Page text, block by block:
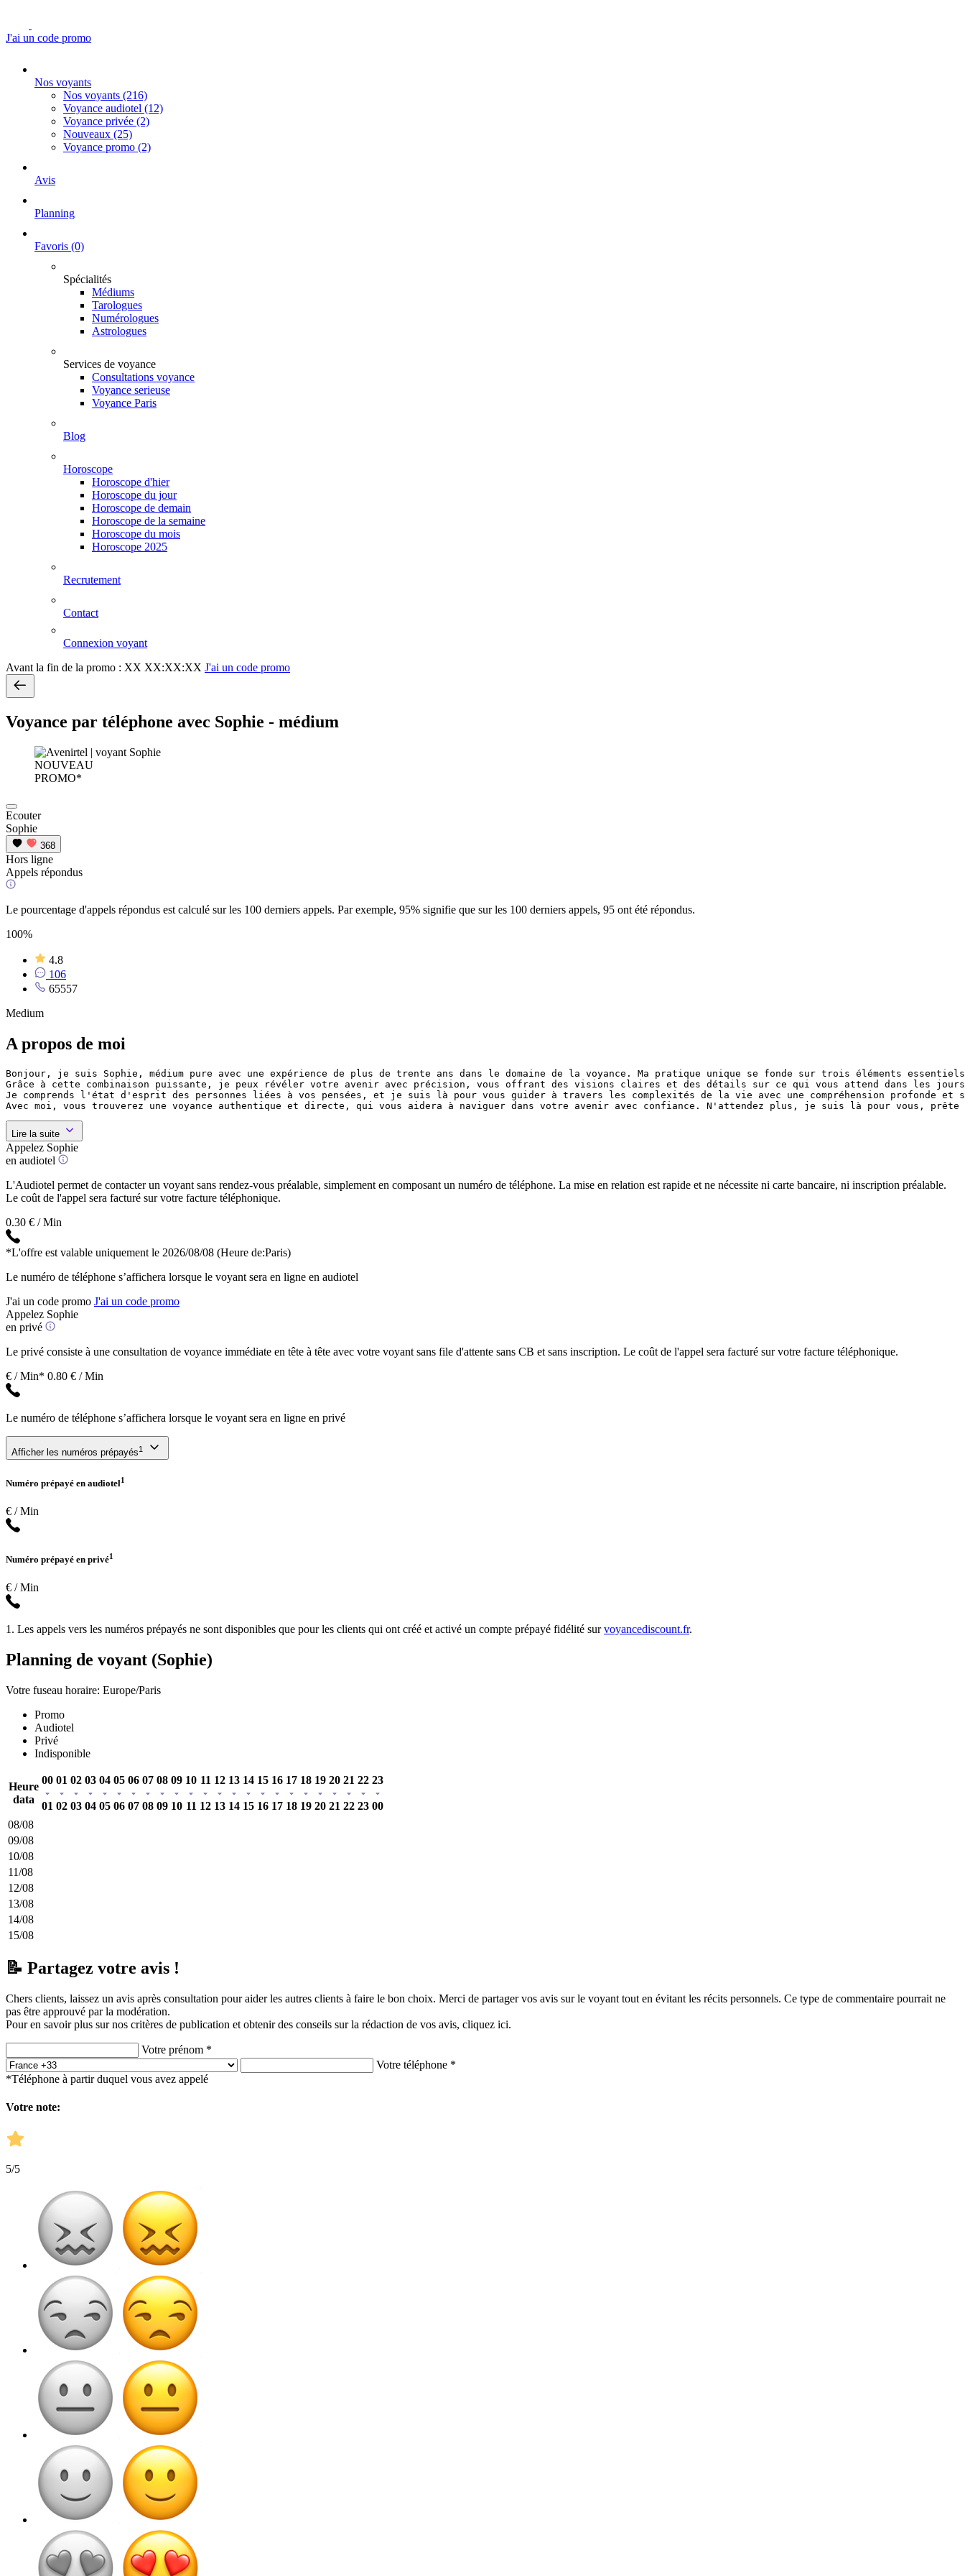
J'ai un code promo
Nos voyants
Nos voyants (216)
Voyance audiotel (12)
Voyance privée (2)
Nouveaux (25)
Voyance promo (2)
Avis
Planning
Favoris (0)
Spécialités
Médiums
Tarologues
Numérologues
Astrologues
Services de voyance
Consultations voyance
Voyance serieuse
Voyance Paris
Blog
Horoscope
Horoscope d'hier
Horoscope du jour
Horoscope de demain
Horoscope de la semaine
Horoscope du mois
Horoscope 2025
Recrutement
Contact
Connexion voyant
Avant la fin de la promo : XX XX:XX:XX J'ai un code promo
Voyance par téléphone avec Sophie - médium
NOUVEAU
PROMO*
Ecouter
Sophie
368
Hors ligne
Appels répondus
Le pourcentage d'appels répondus est calculé sur les 100 derniers appels. Par exemple, 95% signifie que sur les 100 derniers appels, 95 ont été répondus.
100%
4.8
106
65557
Medium
A propos de moi
Bonjour, je suis Sophie, médium pure avec une expérience de plus de trente ans dans le domaine de la voyance. Ma pratique unique se fonde sur trois éléments
Grâce à cette combinaison puissante, je peux révéler votre avenir avec précision, vous offrant des visions claires et des détails sur ce qui vous attend dans les
Je comprends l'état d'esprit des personnes liées à vos pensées, et je suis là pour vous guider à travers les complexités de la vie avec une compréhension profonde et
Lire la suite
Appelez Sophie
en audiotel
L'Audiotel permet de contacter un voyant sans rendez-vous préalable, simplement en composant un numéro de téléphone. La mise en relation est rapide et ne nécessite ni carte bancaire, ni inscription préalable.
Le coût de l'appel sera facturé sur votre facture téléphonique.
0.30 € / Min
*L'offre est valable uniquement le 2026/08/08 (Heure de:Paris)
Le numéro de téléphone s’affichera lorsque le voyant sera en ligne en audiotel
J'ai un code promo J'ai un code promo
Appelez Sophie
en privé
Le privé consiste à une consultation de voyance immédiate en tête à tête avec votre voyant sans file d'attente sans CB et sans inscription. Le coût de l'appel sera facturé sur votre facture téléphonique.
€ / Min* 0.80 € / Min
Le numéro de téléphone s’affichera lorsque le voyant sera en ligne en privé
Afficher les numéros prépayés1
Numéro prépayé en audiotel1
€ / Min
Numéro prépayé en privé1
€ / Min
1. Les appels vers les numéros prépayés ne sont disponibles que pour les clients qui ont créé et activé un compte prépayé fidélité survoyancediscount.fr.
Planning de voyant (Sophie)
Votre fuseau horaire: Europe/Paris
Promo
Audiotel
Privé
Indisponible
Heure
data
00
01
01
02
02
03
03
04
04
05
05
06
06
07
07
08
08
09
09
10
10
11
11
12
12
13
13
14
14
15
15
16
16
17
17
18
18
19
19
20
20
21
21
22
22
23
23
00
08/08
09/08
10/08
11/08
12/08
13/08
14/08
15/08
📝 Partagez votre avis !
Chers clients, laissez un avis après consultation pour aider les autres clients à faire le bon choix. Merci de partager vos avis sur le voyant tout en évitant les récits personnels. Ce type de commentaire pourrait ne
pas être approuvé par la modération.
Pour en savoir plus sur nos critères de publication et obtenir des conseils sur la rédaction de vos avis, cliquez ici.
Votre prénom *
Votre téléphone *
*Téléphone à partir duquel vous avez appelé
Votre note:
5/5